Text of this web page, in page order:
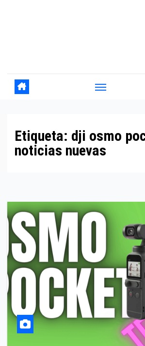
Etiqueta: dji osmo
noticias nuevas